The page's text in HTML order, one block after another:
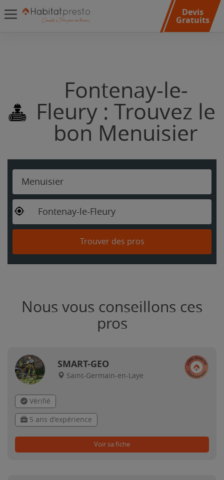
Devis
Gratuits
Fontenay-le-
Fleury : Trouvez le
bon Menuisier
Menuisier
Fontenay-le-Fleury
Trouver des pros
Nous vous conseillons ces
pros
SMART-GEO
Saint-Germain-en-Laye
Vérifié
5 ans d'expérience
Voir sa fiche